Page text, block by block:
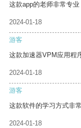
这款app的老师非常专
2024-01-18
游客
这款加速器VPM应用程
2024-01-18
游客
这款软件的学习方式非
2024-01-18